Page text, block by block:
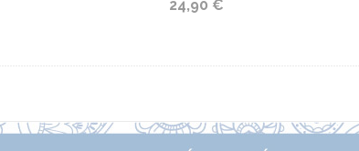
24,90 €